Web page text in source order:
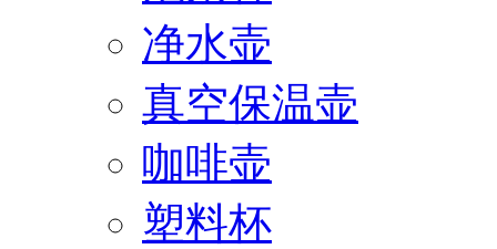
净水壶
真空保温壶
咖啡壶
塑料杯